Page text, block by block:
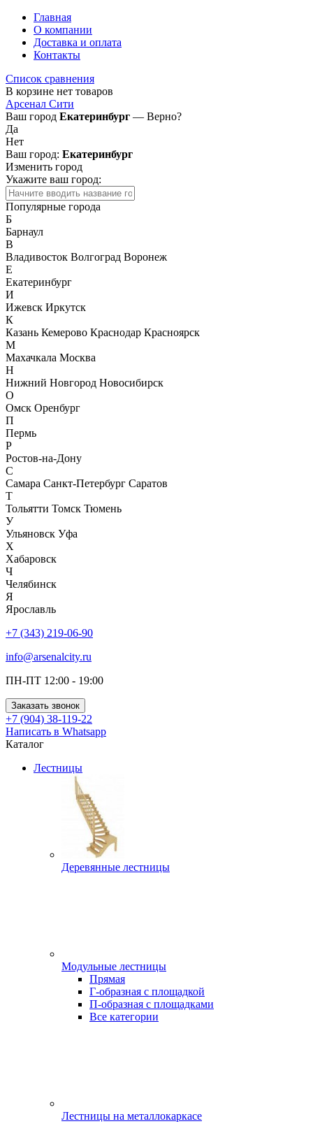
Главная
О компании
Доставка и оплата
Контакты
Список сравнения
В корзине нет товаров
Арсенал Сити
Ваш город Екатеринбург — Верно?
Да
Нет
Ваш город: Екатеринбург
Изменить город
Укажите ваш город:
Популярные города
Б
Барнаул
В
Владивосток Волгоград Воронеж
Е
Екатеринбург
И
Ижевск Иркутск
К
Казань Кемерово Краснодар Красноярск
М
Махачкала Москва
Н
Нижний Новгород Новосибирск
О
Омск Оренбург
П
Пермь
Р
Ростов-на-Дону
С
Самара Санкт-Петербург Саратов
Т
Тольятти Томск Тюмень
У
Ульяновск Уфа
Х
Хабаровск
Ч
Челябинск
Я
Ярославль
+7 (343) 219-06-90
info@arsenalcity.ru
ПН-ПТ 12:00 - 19:00
Заказать звонок
+7 (904) 38-119-22
Написать в Whatsapp
Каталог
Лестницы
Деревянные лестницы
Модульные лестницы
Прямая
Г-образная с площадкой
П-образная с площадками
Все категории
Лестницы на металлокаркасе